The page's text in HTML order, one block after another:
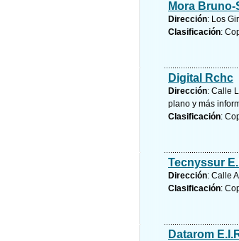
Mora Bruno-
Dirección: Los
Clasificación:
Digital Rchc
Dirección: Calle
plano y más
Clasificación:
Tecnyssur
Dirección: Calle
Clasificación:
Datarom